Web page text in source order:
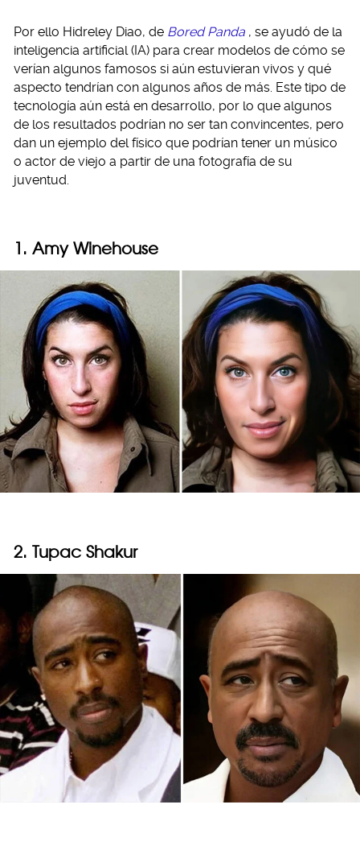
Por ello Hidreley Diao, de Bored Panda , se ayudó de la
inteligencia artificial (IA) para crear modelos de cómo se
verían algunos famosos si aún estuvieran vivos y qué
aspecto tendrían con algunos años de más. Este tipo de
tecnología aún está en desarrollo, por lo que algunos
de los resultados podrían no ser tan convincentes, pero
dan un ejemplo del físico que podrían tener un músico
o actor de viejo a partir de una fotografía de su
juventud.
1. Amy Winehouse
2. Tupac Shakur